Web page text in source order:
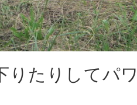
りたりしてパ